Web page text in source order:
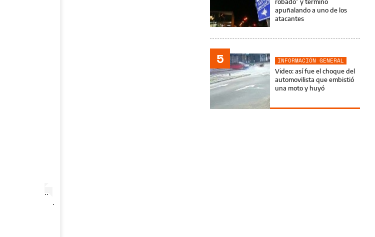
..
.
apuñalando a uno de los
atacantes
5
INFORMACIÓN GENERAL
Video: así fue el choque del
automovilista que embistió
una moto y huyó